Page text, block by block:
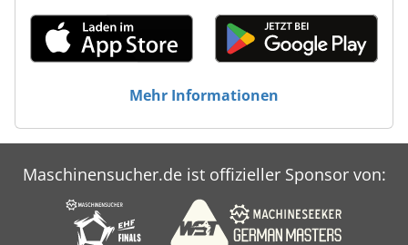
Mehr Informationen
Maschinensucher.de ist offizieller Sponsor von: